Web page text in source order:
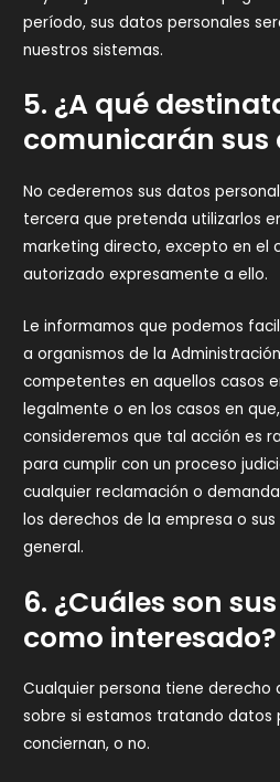
período, sus datos personales
nuestros sistemas.
5. ¿A qué
comunicarán sus
No cederemos sus datos
tercera que pretenda utilizarlos
marketing directo, excepto en el
autorizado expresamente a ello.
Le informamos que podemos
a organismos de la
competentes en aquellos casos
legalmente o en los casos en
consideremos que tal acción es
para cumplir con un proceso
cualquier reclamación o
los derechos de la empresa o
general.
6. ¿Cuáles son
como interesado?
Cualquier persona tiene
sobre si estamos tratando datos
conciernan, o no.